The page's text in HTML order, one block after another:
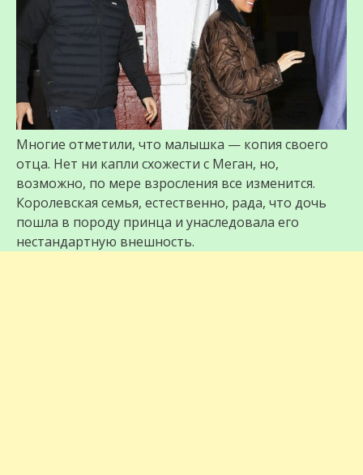
Многие отметили, что малышка — копия своего
отца. Нет ни капли схожести с Меган, но,
возможно, по мере взросления все изменится.
Королевская семья, естественно, рада, что дочь
пошла в породу принца и унаследовала его
нестандартную внешность.